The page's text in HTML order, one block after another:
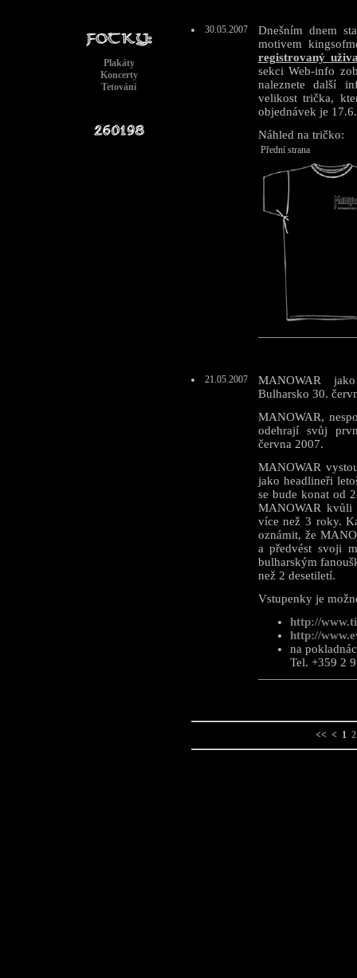
Plakáty
Koncerty
Tetování
30.05.2007
Dnešním dnem
motivem
registrovaný
sekci Web-info
naleznete další
velikost trička,
objednávek je
Náhled na tričko:
Přední strana
21.05.2007
MANOWAR
Bulharsko 30.
MANOWAR,
odehrají svůj
června 2007.
MANOWAR
jako headlineři
se bude konat od
MANOWAR
více než 3 roky.
oznámit, že
a předvést svoji
bulharským
než 2 desetiletí.
Vstupenky je
http://
http://
na
Tel. +359 2
<< < 1 2